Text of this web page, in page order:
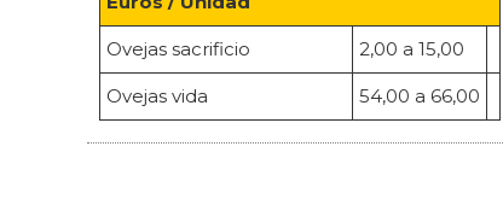
Ovejas sacrificio 2,00 a 15,00
Ovejas vida 54,00 a 66,00